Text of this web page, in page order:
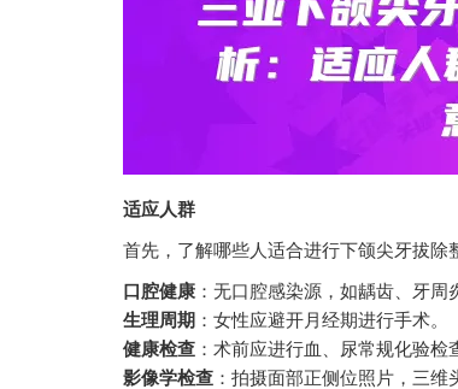
适应人群
首先，了解哪些人适合进行下颌尖牙拔除
口腔健康 ：无口腔感染源，如龋齿、牙周
生理周期 ：女性应避开月经期进行手术。
健康检查 ：术前应进行血、尿常规化验检
影像学检查 ：拍摄面部正侧位照片，三